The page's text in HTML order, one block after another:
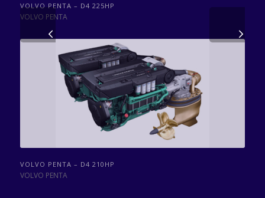
VOLVO PENTA – D4 225HP
VOLVO PENTA
VOLVO PENTA – D4 210HP
VOLVO PENTA